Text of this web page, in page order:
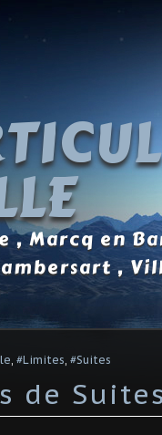
, Marcq en
,
#Limites #Suites
de Suites